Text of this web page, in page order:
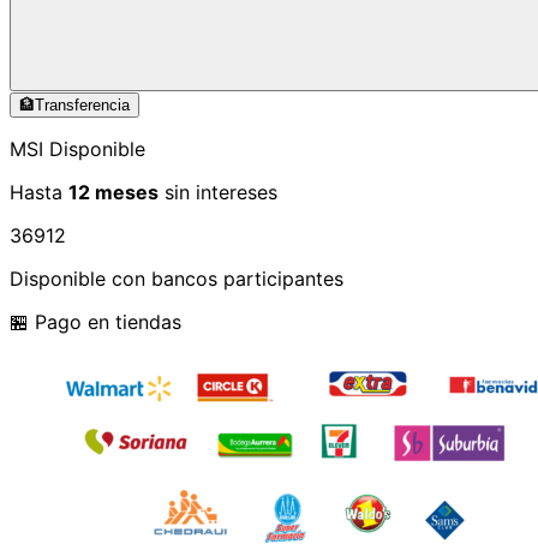
🏦Transferencia
MSI Disponible
Hasta 12 meses sin intereses
36912
Disponible con bancos participantes
🏪 Pago en tiendas